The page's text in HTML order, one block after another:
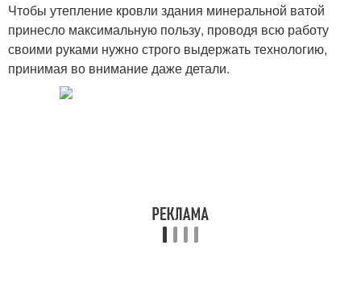
Чтобы утепление кровли здания минеральной ватой
принесло максимальную пользу, проводя всю работу
своими руками нужно строго выдержать технологию,
принимая во внимание даже детали.